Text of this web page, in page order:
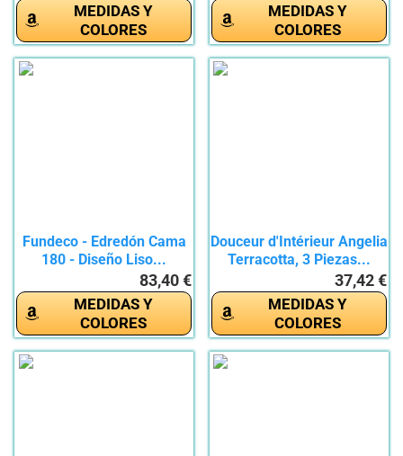
MEDIDAS Y
COLORES
MEDIDAS Y
COLORES
Fundeco - Edredón Cama
180 - Diseño Liso...
83,40 €
MEDIDAS Y
COLORES
Douceur d'Intérieur Angelia
Terracotta, 3 Piezas...
37,42 €
MEDIDAS Y
COLORES